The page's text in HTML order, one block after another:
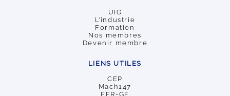
UIG
L’industrie
Formation
Nos membres
Devenir membre
LIENS UTILES
CEP
Mach147
FER-GE